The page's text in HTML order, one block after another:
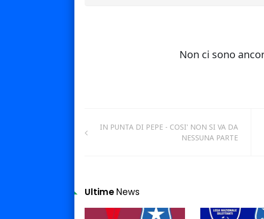
IN PUNTA DI PEPE - COSI' NON SI VA DA
NESSUNA PARTE
Ultime News